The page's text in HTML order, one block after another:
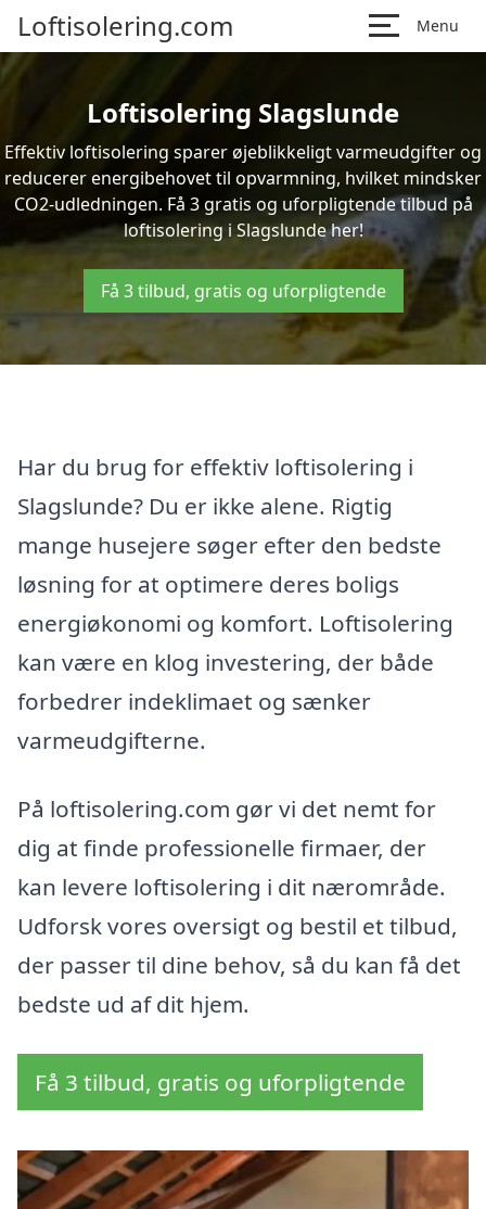
Loftisolering.com Menu
Loftisolering Slagslunde
Effektiv loftisolering sparer øjeblikkeligt varmeudgifter og
reducerer energibehovet til opvarmning, hvilket mindsker
CO2-udledningen. Få 3 gratis og uforpligtende tilbud på
loftisolering i Slagslunde her!
Få 3 tilbud, gratis og uforpligtende
Har du brug for effektiv loftisolering i
Slagslunde? Du er ikke alene. Rigtig
mange husejere søger efter den bedste
løsning for at optimere deres boligs
energiøkonomi og komfort. Loftisolering
kan være en klog investering, der både
forbedrer indeklimaet og sænker
varmeudgifterne.
På loftisolering.com gør vi det nemt for
dig at finde professionelle firmaer, der
kan levere loftisolering i dit nærområde.
Udforsk vores oversigt og bestil et tilbud,
der passer til dine behov, så du kan få det
bedste ud af dit hjem.
Få 3 tilbud, gratis og uforpligtende